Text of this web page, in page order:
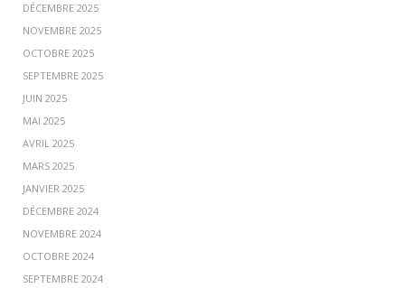
DÉCEMBRE 2025
NOVEMBRE 2025
OCTOBRE 2025
SEPTEMBRE 2025
JUIN 2025
MAI 2025
AVRIL 2025
MARS 2025
JANVIER 2025
DÉCEMBRE 2024
NOVEMBRE 2024
OCTOBRE 2024
SEPTEMBRE 2024